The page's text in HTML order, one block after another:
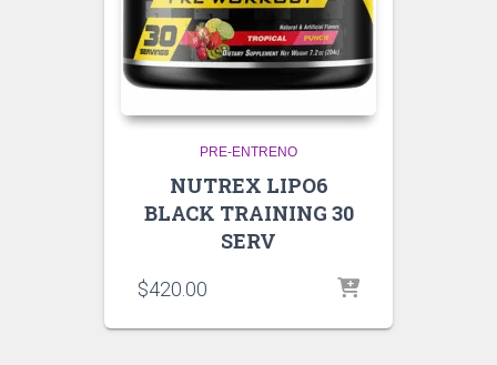
PRE-ENTRENO
NUTREX LIPO6
BLACK TRAINING 30
SERV
$420.00